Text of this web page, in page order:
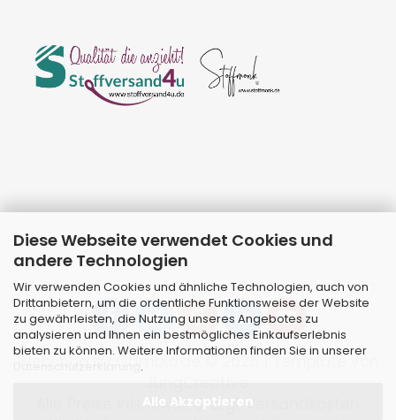
Diese Webseite verwendet Cookies und
andere Technologien
Wir verwenden Cookies und ähnliche Technologien, auch von
Drittanbietern, um die ordentliche Funktionsweise der Website
zu gewährleisten, die Nutzung unseres Angebotes zu
analysieren und Ihnen ein bestmögliches Einkaufserlebnis
bieten zu können. Weitere Informationen finden Sie in unserer
.
Alle Akzeptieren
Webshopby Gambio.de © 2026 | Template von
Alle Preise inkl. MwSt. & zzgl. Versandkosten